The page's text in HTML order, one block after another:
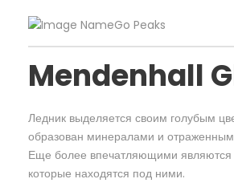
Mendenhall
Ледник выделяется своим голубым
образован минералами и
Еще более впечатляющими
которые находятся под ними.